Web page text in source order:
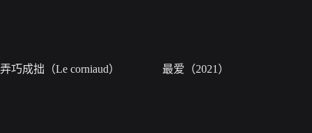
弄巧成拙（Le corniaud） 最爱（2021）